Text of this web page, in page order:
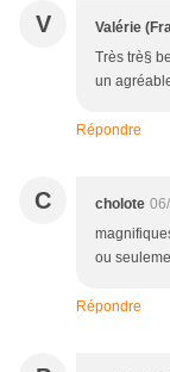
V Valérie
Très trè§
un
Répondre
C cholote
ou
Répondre